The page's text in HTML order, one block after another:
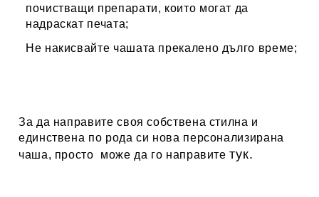
почистващи препарати, които могат да
надраскат печата;
Не накисвайте чашата прекалено дълго време;
За да направите своя собствена стилна и
единствена по рода си нова персонализирана
чаша, просто може да го направитетук.